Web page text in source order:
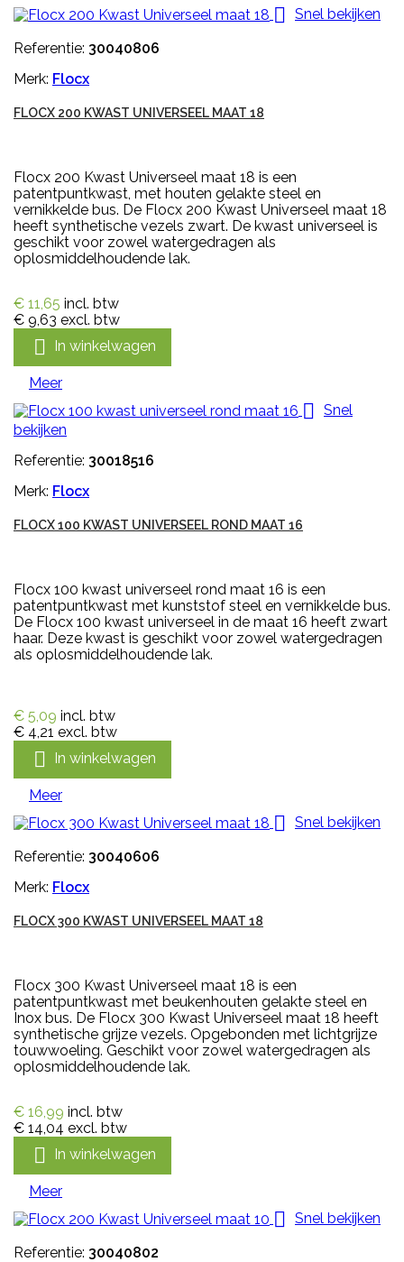
 Snel bekijken
Referentie: 30040806
Merk: Flocx
FLOCX 200 KWAST UNIVERSEEL MAAT 18
Flocx 200 Kwast Universeel maat 18 is een
patentpuntkwast, met houten gelakte steel en
vernikkelde bus. De Flocx 200 Kwast Universeel maat 18
heeft synthetische vezels zwart. De kwast universeel is
geschikt voor zowel watergedragen als
oplosmiddelhoudende lak.
€ 11,65 incl. btw
€ 9,63 excl. btw
 In winkelwagen
Meer
 Snel
bekijken
Referentie: 30018516
Merk: Flocx
FLOCX 100 KWAST UNIVERSEEL ROND MAAT 16
Flocx 100 kwast universeel rond maat 16 is een
patentpuntkwast met kunststof steel en vernikkelde bus.
De Flocx 100 kwast universeel in de maat 16 heeft zwart
haar. Deze kwast is geschikt voor zowel watergedragen
als oplosmiddelhoudende lak.
€ 5,09 incl. btw
€ 4,21 excl. btw
 In winkelwagen
Meer
 Snel bekijken
Referentie: 30040606
Merk: Flocx
FLOCX 300 KWAST UNIVERSEEL MAAT 18
Flocx 300 Kwast Universeel maat 18 is een
patentpuntkwast met beukenhouten gelakte steel en
Inox bus. De Flocx 300 Kwast Universeel maat 18 heeft
synthetische grijze vezels. Opgebonden met lichtgrijze
touwwoeling. Geschikt voor zowel watergedragen als
oplosmiddelhoudende lak.
€ 16,99 incl. btw
€ 14,04 excl. btw
 In winkelwagen
Meer
 Snel bekijken
Referentie: 30040802